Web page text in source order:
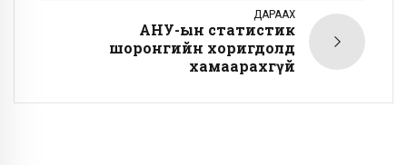
ДАРААХ
АНУ-ын статистик
шоронгийн хоригдолд
хамаарахгүй